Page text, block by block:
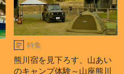
特集
熊川宿を見下ろす、山あい
のキャンプ体験～山座熊川